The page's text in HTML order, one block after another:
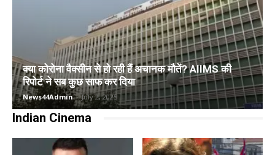
क्या कोरोना वैक्सीन से हो रही हैं अचानक मौतें? AIIMS की
रिपोर्ट ने सब कुछ साफ कर दिया
News44Admin - July 2, 2025
Indian Cinema